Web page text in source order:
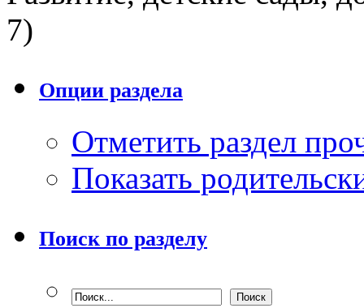
7)
Опции раздела
Отметить раздел
Показать
Поиск по разделу